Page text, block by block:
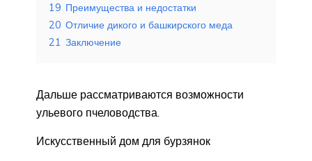
19 Преимущества и недостатки
20 Отличие дикого и башкирского меда
21 Заключение
Дальше рассматриваются возможности
ульевого пчеловодства.
Искусственный дом для бурзянок